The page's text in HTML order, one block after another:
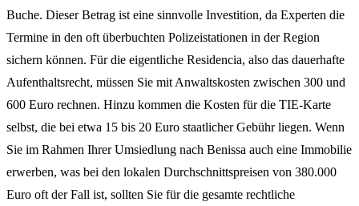
Buche. Dieser Betrag ist eine sinnvolle Investition, da Experten die
Termine in den oft überbuchten Polizeistationen in der Region
sichern können. Für die eigentliche Residencia, also das dauerhafte
Aufenthaltsrecht, müssen Sie mit Anwaltskosten zwischen 300 und
600 Euro rechnen. Hinzu kommen die Kosten für die TIE-Karte
selbst, die bei etwa 15 bis 20 Euro staatlicher Gebühr liegen. Wenn
Sie im Rahmen Ihrer Umsiedlung nach Benissa auch eine Immobilie
erwerben, was bei den lokalen Durchschnittspreisen von 380.000
Euro oft der Fall ist, sollten Sie für die gesamte rechtliche